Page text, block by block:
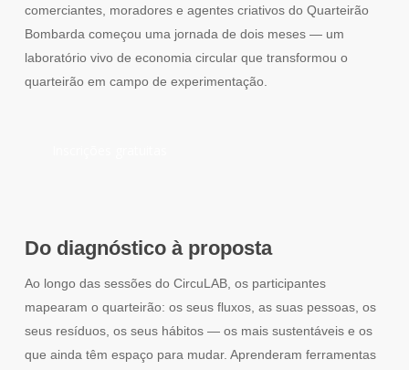
comerciantes, moradores e agentes criativos do Quarteirão
Bombarda começou uma jornada de dois meses — um
laboratório vivo de economia circular que transformou o
quarteirão em campo de experimentação.
Do diagnóstico à proposta
Ao longo das sessões do CircuLAB, os participantes
mapearam o quarteirão: os seus fluxos, as suas pessoas, os
seus resíduos, os seus hábitos — os mais sustentáveis e os
que ainda têm espaço para mudar. Aprenderam ferramentas